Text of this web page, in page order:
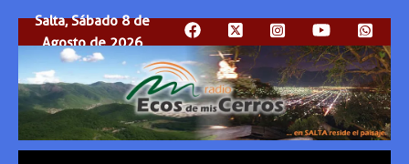
Salta, Sábado 8 de
Agosto de 2026